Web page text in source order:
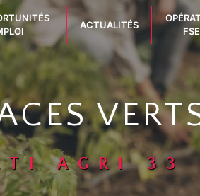
ACTUALITÉS
AGRI 33